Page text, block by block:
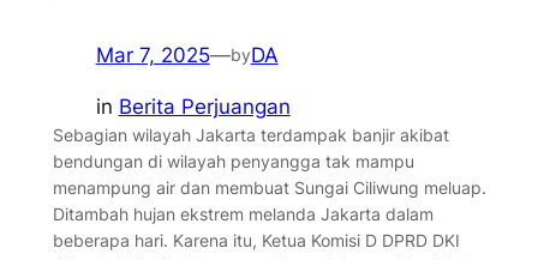
Mar 7, 2025—byDA
in Berita Perjuangan
Sebagian wilayah Jakarta terdampak banjir akibat
bendungan di wilayah penyangga tak mampu
menampung air dan membuat Sungai Ciliwung meluap.
Ditambah hujan ekstrem melanda Jakarta dalam
beberapa hari. Karena itu, Ketua Komisi D DPRD DKI